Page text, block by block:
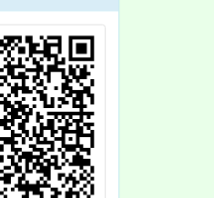
粉絲團及其
管道協助推
民眾、所屬
參加，請查
照。